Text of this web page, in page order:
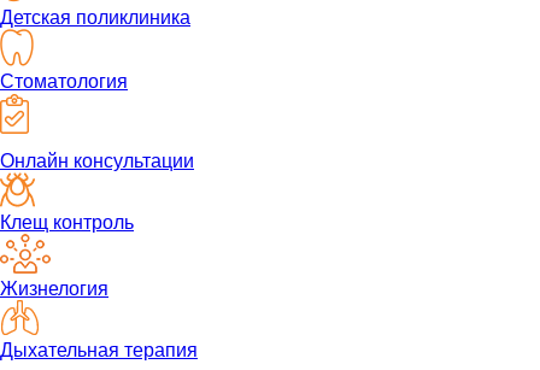
Детская поликлиника
Стоматология
Онлайн консультации
Клещ контроль
Жизнелогия
Дыхательная терапия